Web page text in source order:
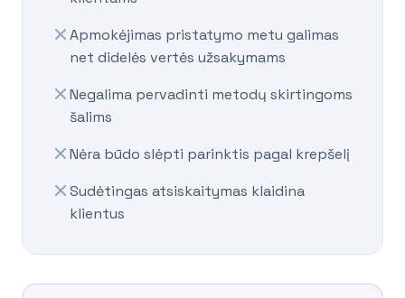
Apmokėjimas pristatymo metu galimas
net didelės vertės užsakymams
Negalima pervadinti metodų skirtingoms
šalims
Nėra būdo slėpti parinktis pagal krepšelį
Sudėtingas atsiskaitymas klaidina
klientus